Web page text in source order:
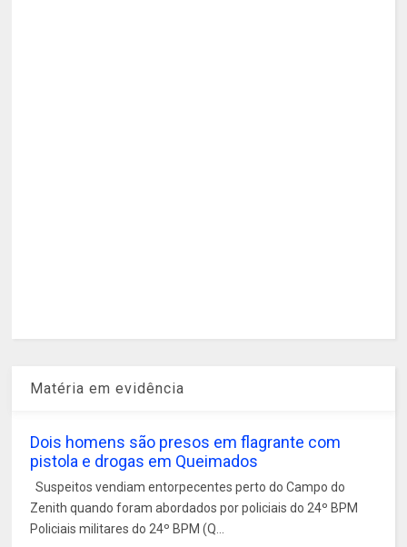
Matéria em evidência
Dois homens são presos em flagrante com
pistola e drogas em Queimados
Suspeitos vendiam entorpecentes perto do Campo do
Zenith quando foram abordados por policiais do 24º BPM
Policiais militares do 24º BPM (Q...